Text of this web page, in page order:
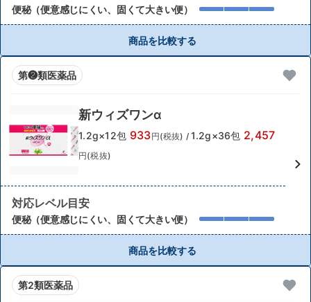
便秘（便意感じにくい、固くて大きい便）
商品を比較する
第❷類医薬品
新ウィズワンα
1.2g×12包 933円(税抜) / 1.2g×36包 2,457
円(税抜)
対応レベル目安
便秘（便意感じにくい、固くて大きい便）
商品を比較する
第2類医薬品